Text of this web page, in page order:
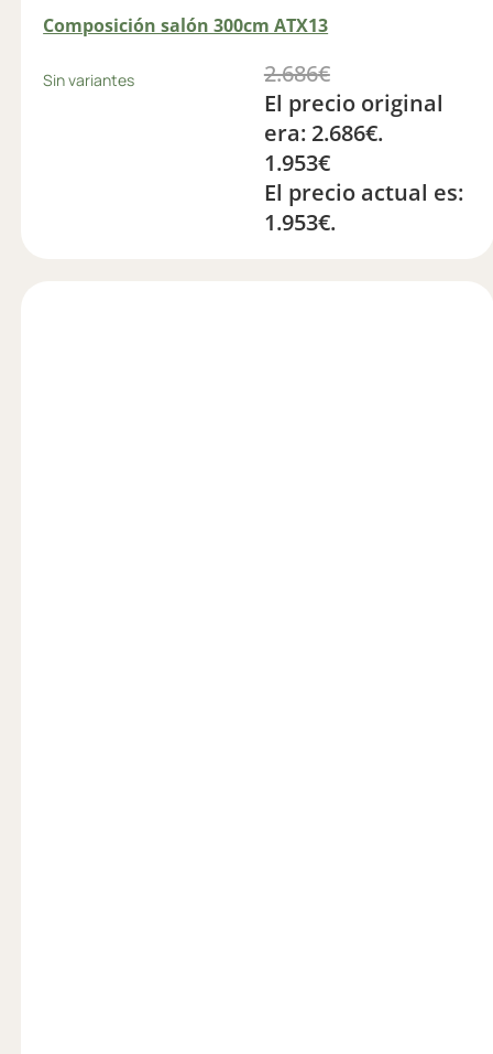
Composición salón 300cm ATX13
Sin variantes 2.686€
El precio original
era: 2.686€.
1.953€
El precio actual es:
1.953€.